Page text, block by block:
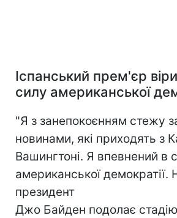
Іспанський прем'єр
силу американської
"Я з занепокоєнням стежу
новинами, які приходять з
Вашингтоні. Я впевнений в
американської демократії.
президент
Джо Байден подолає